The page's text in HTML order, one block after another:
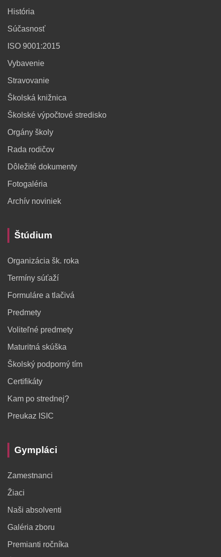
História
Súčasnosť
ISO 9001:2015
Vybavenie
Stravovanie
Školská knižnica
Školské výpočtové stredisko
Orgány školy
Rada rodičov
Dôležité dokumenty
Fotogaléria
Archív noviniek
Štúdium
Organizácia šk. roka
Termíny súťaží
Formuláre a tlačivá
Predmety
Voliteľné predmety
Maturitná skúška
Školský podporný tím
Certifikáty
Kam po strednej?
Preukaz ISIC
Gympláci
Zamestnanci
Žiaci
Naši absolventi
Galéria zboru
Premianti ročníka